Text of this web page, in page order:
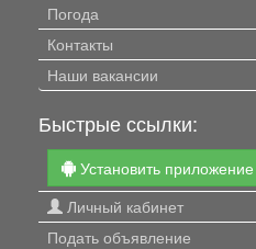
Погода
Контакты
Наши вакансии
Быстрые ссылки:
Установить приложение
Личный кабинет
Подать объявление